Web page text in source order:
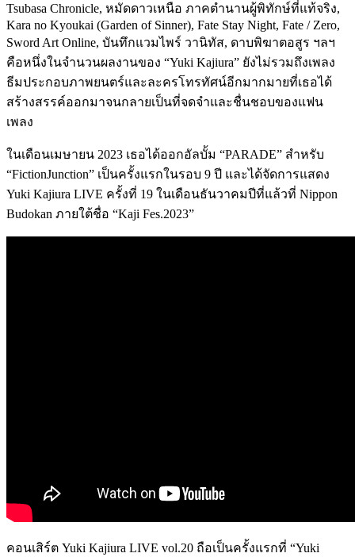
Tsubasa Chronicle, หมัดดาวเหนือ ภาคตำนานผู้พิทักษ์ที่แท้จริง,
Kara no Kyoukai (Garden of Sinner), Fate Stay Night, Fate / Zero,
Sword Art Online, บันทึกแวมไพร์ วานิทัส, ดาบพิฆาตอสูร ฯลฯ
คือหนึ่งในจำนวนผลงานของ “Yuki Kajiura” ยังไม่รวมถึงเพลง
ธีมประกอบภาพยนตร์และละครโทรทัศน์อีกมากมายที่เธอได้
สร้างสรรค์ออกมาจนกลายเป็นที่จดจำและชื่นชอบของแฟน
เพลง
ในเดือนเมษายน 2023 เธอได้ออกอัลบั้ม “PARADE” สำหรับ
“FictionJunction” เป็นครั้งแรกในรอบ 9 ปี และได้จัดการแสดง
Yuki Kajiura LIVE ครั้งที่ 19 ในเดือนธันวาคมปีที่แล้วที่ Nippon
Budokan ภายใต้ชื่อ “Kaji Fes.2023”
คอนเสิร์ต Yuki Kajiura LIVE vol.20 ถือเป็นครั้งแรกที่ “Yuki